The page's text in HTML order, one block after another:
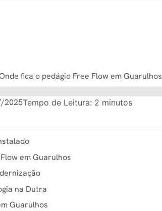
fica o pedágio Free Flow em Guarulhos
2025Tempo de Leitura: 2 minutos
em Guarulhos
na Dutra
Guarulhos